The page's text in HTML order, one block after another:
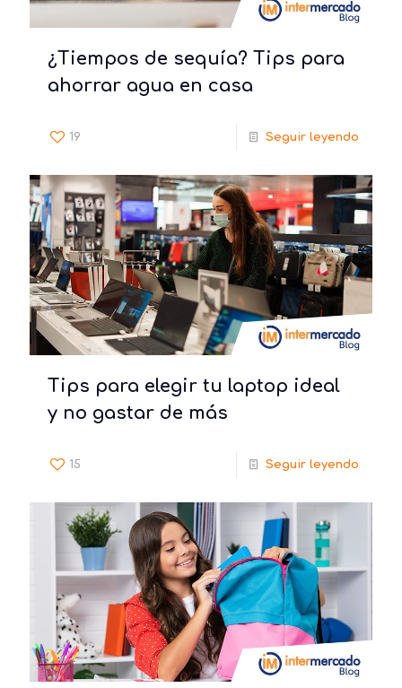
¿Tiempos de sequía? Tips para
ahorrar agua en casa
19 Seguir leyendo
Tips para elegir tu laptop ideal
y no gastar de más
15 Seguir leyendo